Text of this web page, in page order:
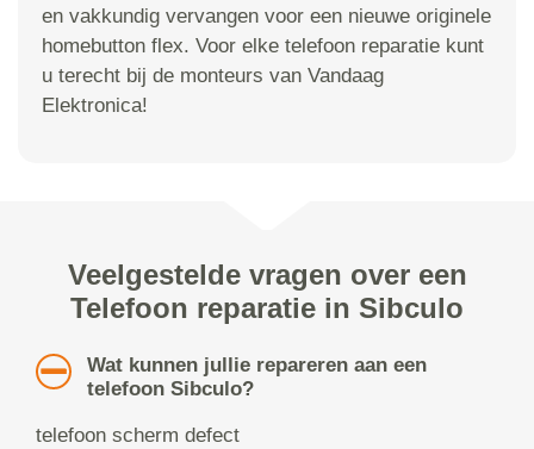
en vakkundig vervangen voor een nieuwe originele
homebutton flex. Voor elke telefoon reparatie kunt
u terecht bij de monteurs van Vandaag
Elektronica!
Veelgestelde vragen over een
Telefoon reparatie in Sibculo
Wat kunnen jullie repareren aan een
telefoon Sibculo?
telefoon scherm defect